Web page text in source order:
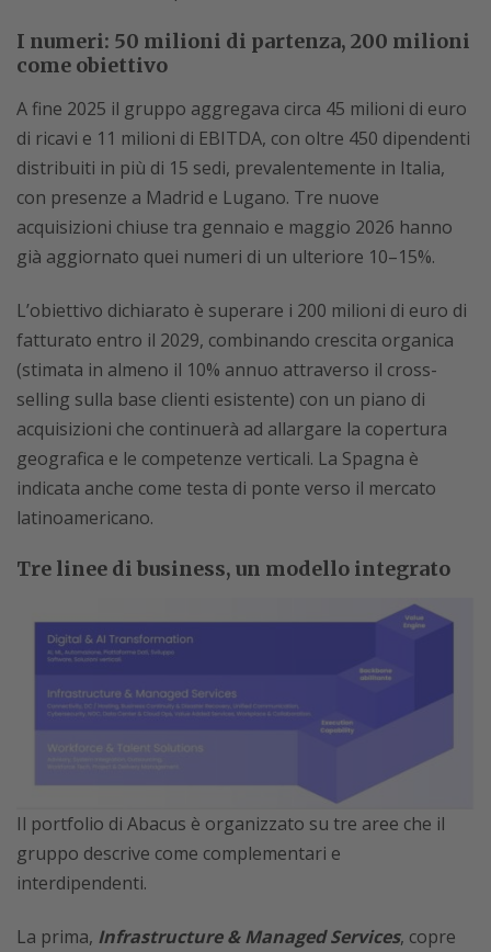
I numeri: 50 milioni di partenza, 200 milioni
come obiettivo
A fine 2025 il gruppo aggregava circa 45 milioni di euro
di ricavi e 11 milioni di EBITDA, con oltre 450 dipendenti
distribuiti in più di 15 sedi, prevalentemente in Italia,
con presenze a Madrid e Lugano. Tre nuove
acquisizioni chiuse tra gennaio e maggio 2026 hanno
già aggiornato quei numeri di un ulteriore 10–15%.
L’obiettivo dichiarato è superare i 200 milioni di euro di
fatturato entro il 2029, combinando crescita organica
(stimata in almeno il 10% annuo attraverso il cross-
selling sulla base clienti esistente) con un piano di
acquisizioni che continuerà ad allargare la copertura
geografica e le competenze verticali. La Spagna è
indicata anche come testa di ponte verso il mercato
latinoamericano.
Tre linee di business, un modello integrato
Il portfolio di Abacus è organizzato su tre aree che il
gruppo descrive come complementari e
interdipendenti.
La prima, Infrastructure & Managed Services, copre